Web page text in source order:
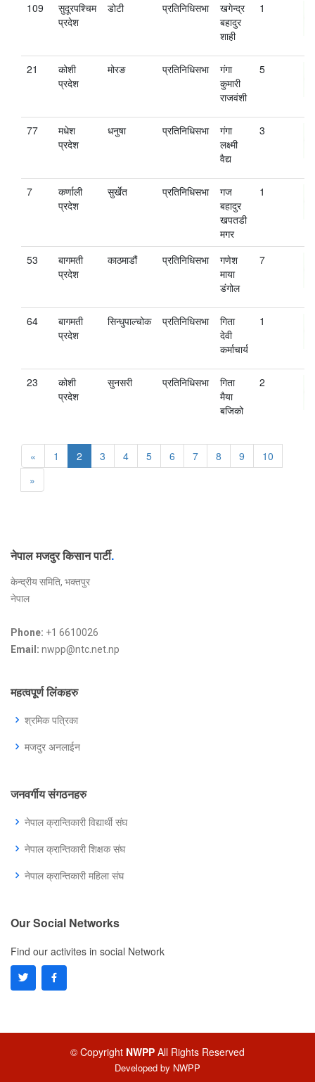
109
सुदूरपश्चिम
प्रदेश
डोटी प्रतिनिधिसभा
खगेन्द्र
बहादुर
शाही
1
21
कोशी
प्रदेश
मोरङ प्रतिनिधिसभा
गंगा
कुमारी
राजवंशी
5
77
मधेश
प्रदेश
धनुषा प्रतिनिधिसभा
गंगा
लक्ष्मी
वैद्य
3
7
कर्णाली
प्रदेश
सुर्खेत प्रतिनिधिसभा
गज
बहादुर
खपतडी
मगर
1
53
बागमती
प्रदेश
काठमाडौं प्रतिनिधिसभा
गणेश
माया
डंगोल
7
64
बागमती
प्रदेश
सिन्धुपाल्चोक प्रतिनिधिसभा
गिता
देवी
कर्माचार्य
1
23
कोशी
प्रदेश
सुनसरी प्रतिनिधिसभा
गिता
मैया
बजिको
2
« 1 2 3 4 5 6 7 8 9
10
»
नेपाल मजदुर किसान पार्टी.
केन्द्रीय समिति, भक्तपुर
नेपाल
Phone: +1 6610026
Email: nwpp@ntc.net.np
महत्वपूर्ण लिंकहरु
श्रमिक पत्रिका
मजदुर अनलाईन
जनवर्गीय संगठनहरु
नेपाल क्रान्तिकारी विद्यार्थी संघ
नेपाल क्रान्तिकारी शिक्षक संघ
नेपाल क्रान्तिकारी महिला संघ
Our Social Networks
Find our activites in social Network
© Copyright NWPP All Rights Reserved
Developed by NWPP